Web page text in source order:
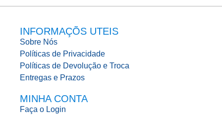
INFORMAÇÕS UTEIS
Sobre Nós
Políticas de Privacidade
Políticas de Devolução e Troca
Entregas e Prazos
MINHA CONTA
Faça o Login